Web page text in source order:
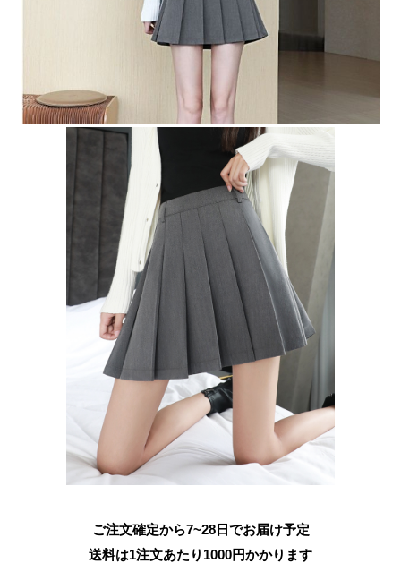
ご注文確定から7~28日でお届け予定
送料は1注文あたり 1000円かかります